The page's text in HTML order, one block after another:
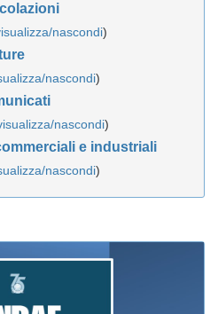
nascondi)
nascondi)
nascondi)
e industriali
nascondi)